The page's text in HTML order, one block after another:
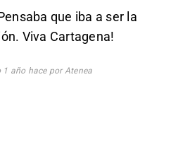
que iba a ser la
Viva Cartagena!
año hace por Atenea